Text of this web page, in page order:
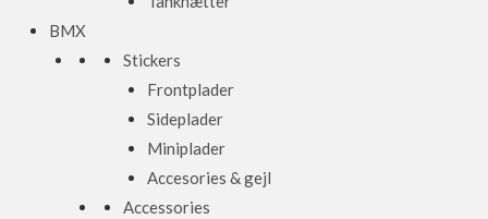
BMX
Stickers
Frontplader
Sideplader
Miniplader
Accesories & gejl
Accessories